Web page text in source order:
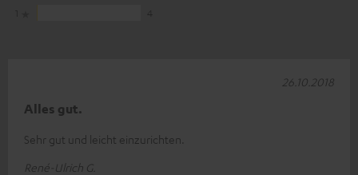
Alles gut.
Sehr gut und leicht einzurichten.
René-Ulrich G.
26.10.2018